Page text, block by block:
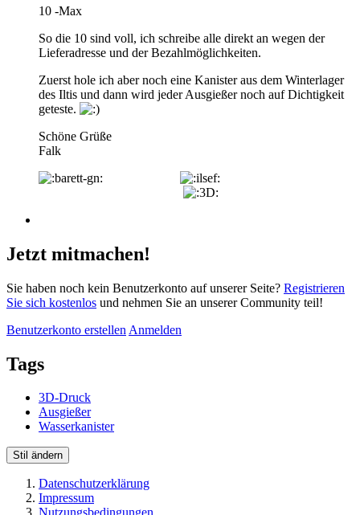
10 -Max
So die 10 sind voll, ich schreibe alle direkt an wegen der
Lieferadresse und der Bezahlmöglichkeiten.
Zuerst hole ich aber noch eine Kanister aus dem Winterlager
des Iltis und dann wird jeder Ausgießer noch auf Dichtigkeit
geteste.
Schöne Grüße
Falk
Jetzt mitmachen!
Sie haben noch kein Benutzerkonto auf unserer Seite? Registrieren
Sie sich kostenlos und nehmen Sie an unserer Community teil!
Benutzerkonto erstellen Anmelden
Tags
3D-Druck
Ausgießer
Wasserkanister
Stil ändern
Datenschutzerklärung
Impressum